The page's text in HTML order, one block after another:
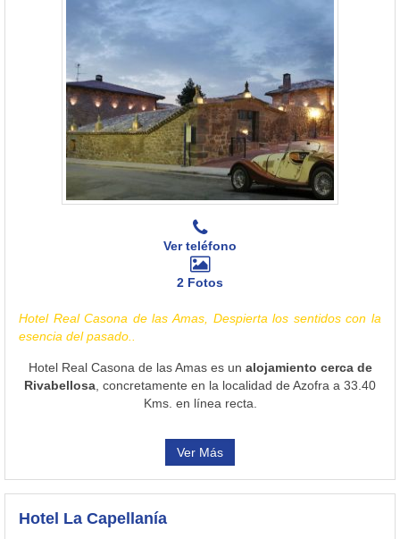
Ver teléfono
2 Fotos
Hotel Real Casona de las Amas, Despierta los sentidos con la
esencia del pasado..
Hotel Real Casona de las Amas es un alojamiento cerca de
Rivabellosa , concretamente en la localidad de Azofra a 33.40
Kms. en línea recta.
Ver Más
Hotel La Capellanía